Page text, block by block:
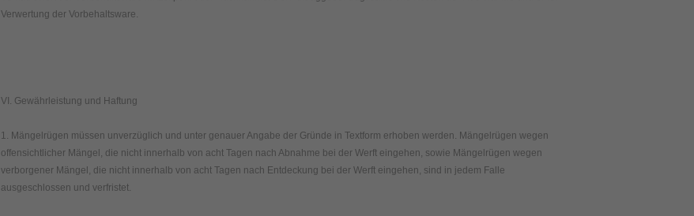
Verwertung der Vorbehaltsware.
VI. Gewährleistung und Haftung
1. Mängelrügen müssen unverzüglich und unter genauer Angabe der Gründe in Textform erhoben werden. Mängelrügen wegen
offensichtlicher Mängel, die nicht innerhalb von acht Tagen nach Abnahme bei der Werft eingehen, sowie Mängelrügen wegen
verborgener Mängel, die nicht innerhalb von acht Tagen nach Entdeckung bei der Werft eingehen, sind in jedem Falle
ausgeschlossen und verfristet.